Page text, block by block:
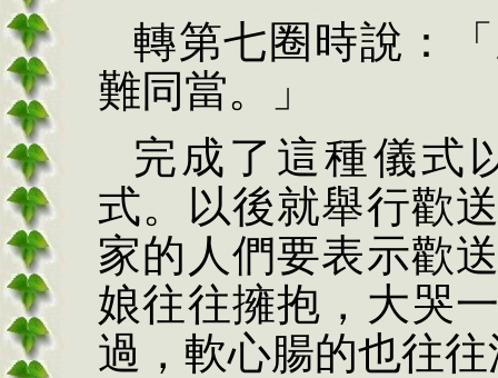
轉第七圈時說：
難同當。」
完成了這種儀式
式。以後就舉行歡
家的人們要表示歡
娘往往擁抱，大哭
過，軟心腸的也往